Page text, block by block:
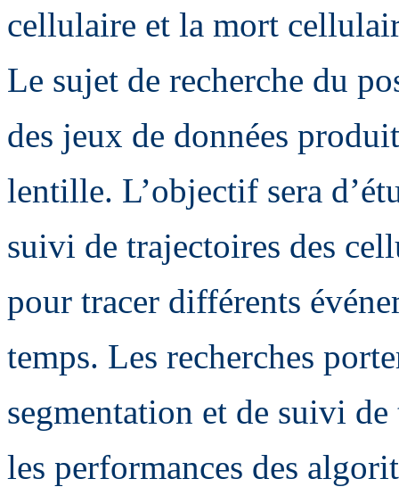
cellulaire et la mort
Le sujet de recherche du
des jeux de données
lentille. L’objectif sera
suivi de trajectoires des
pour tracer différents
temps. Les recherches
segmentation et de suivi
les performances des